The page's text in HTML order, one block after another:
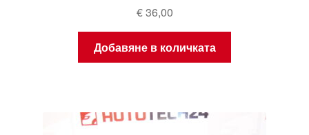
€36,00
Добавяне в количката